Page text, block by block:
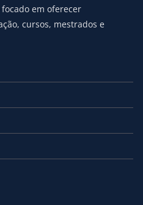
em oferecer
cursos, mestrados e